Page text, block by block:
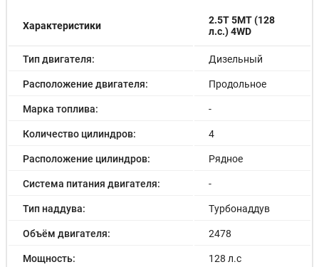
Характеристики
2.5T 5MT (128
л.с.) 4WD
Тип двигателя: Дизельный
Расположение двигателя: Продольное
Марка топлива: -
Количество цилиндров: 4
Расположение цилиндров: Рядное
Система питания двигателя: -
Тип наддува: Турбонаддув
Объём двигателя: 2478
Мощность: 128 л.с